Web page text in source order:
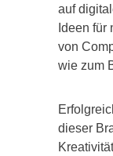
auf
Ideen für
von
wie zum
dieser